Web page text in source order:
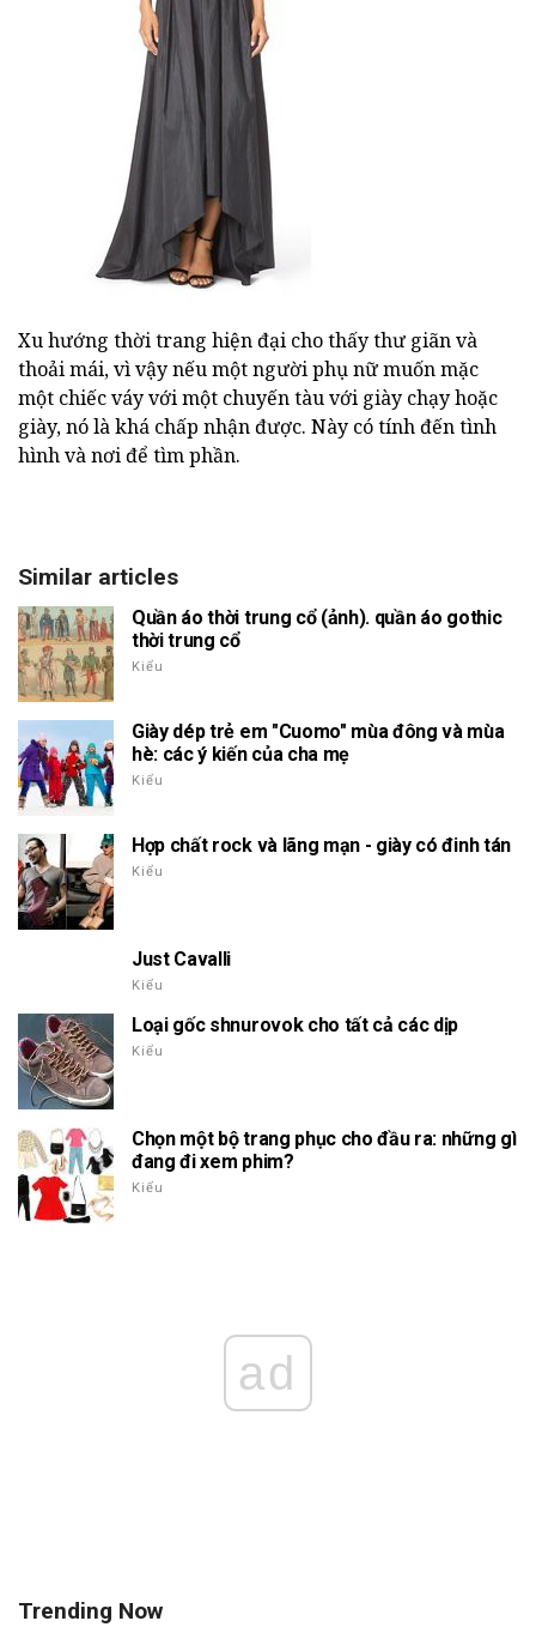
Xu hướng thời trang hiện đại cho thấy thư giãn và
thoải mái, vì vậy nếu một người phụ nữ muốn mặc
một chiếc váy với một chuyến tàu với giày chạy hoặc
giày, nó là khá chấp nhận được. Này có tính đến tình
hình và nơi để tìm phần.
Similar articles
Quần áo thời trung cổ (ảnh). quần áo gothic
thời trung cổ
Kiểu
Giày dép trẻ em "Cuomo" mùa đông và mùa
hè: các ý kiến của cha mẹ
Kiểu
Hợp chất rock và lãng mạn - giày có đinh tán
Kiểu
Just Cavalli
Kiểu
Loại gốc shnurovok cho tất cả các dịp
Kiểu
Chọn một bộ trang phục cho đầu ra: những gì
đang đi xem phim?
Kiểu
ad
Trending Now